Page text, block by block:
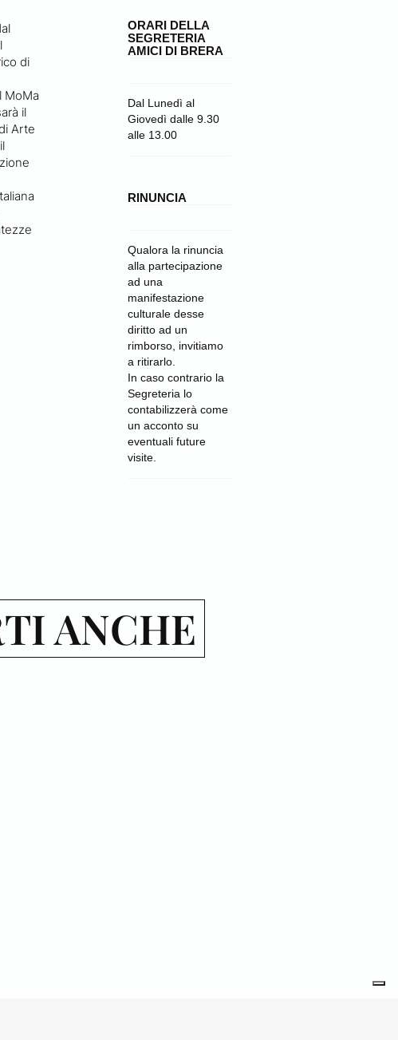
di
MoMa
il
Arte
ORARI DELLA
SEGRETERIA
AMICI DI BRERA
Dal Lunedì al
Giovedì dalle 9.30
alle 13.00
RINUNCIA
Qualora la rinuncia
alla partecipazione
ad una
manifestazione
culturale desse
diritto ad un
rimborso, invitiamo
a ritirarlo.
In caso contrario la
Segreteria lo
contabilizzerà come
un acconto su
eventuali future
visite.
ANCHE